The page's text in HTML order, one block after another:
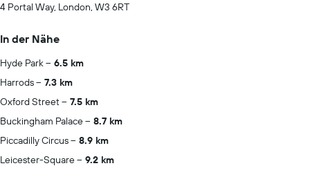
4 Portal Way, London, W3 6RT
In der Nähe
Hyde Park
6.5 km
Harrods
7.3 km
Oxford Street
7.5 km
Buckingham Palace
8.7 km
Piccadilly Circus
8.9 km
Leicester-Square
9.2 km